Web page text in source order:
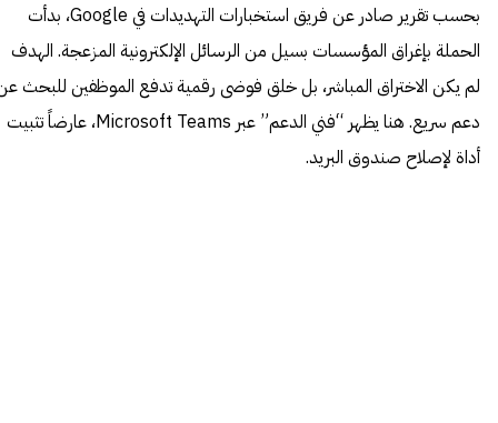
بحسب تقرير صادر عن فريق استخبارات التهديدات في Google، بدأت
الحملة بإغراق المؤسسات بسيل من الرسائل الإلكترونية المزعجة. الهدف
لم يكن الاختراق المباشر، بل خلق فوضى رقمية تدفع الموظفين للبحث
دعم سريع. هنا يظهر “فني الدعم” عبر Microsoft Teams، عارضاً تثبيت
أداة لإصلاح صندوق البريد.